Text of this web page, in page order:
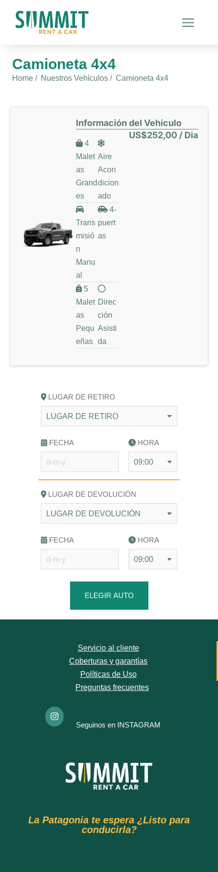
Camioneta 4x4
You are here:
Home Nuestros Vehículos Camioneta 4x4
Información del Vehículo
US$252,00 / Dia
4
Malet
as
Grand
es
Aire
Acon
dicion
ado
Trans
misió
n
Manu
al
4-
puert
as
5
Malet
as
Pequ
eñas
Direc
ción
Asisti
da
LUGAR DE RETIRO
FECHA HORA
LUGAR DE DEVOLUCIÓN
FECHA HORA
ELEGIR AUTO
Servicio al cliente
Coberturas y garantías
Políticas de Uso
Preguntas frecuentes
Seguinos en INSTAGRAM
La Patagonia te espera ¿Listo para
conducirla?